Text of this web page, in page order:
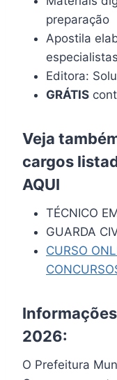
preparação
Apostila
Editora:
GRÁTIS
Veja
cargos
AQUI
TÉCNICO
GUARDA
CURSO
2026:
O Prefeitura